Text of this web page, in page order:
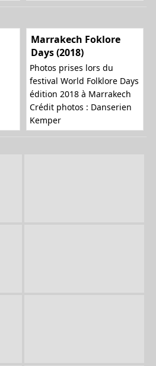
Marrakech Foklore
Days (2018)
Photos prises lors du
festival World Folklore Days
édition 2018 à Marrakech
Crédit photos : Danserien
Kemper